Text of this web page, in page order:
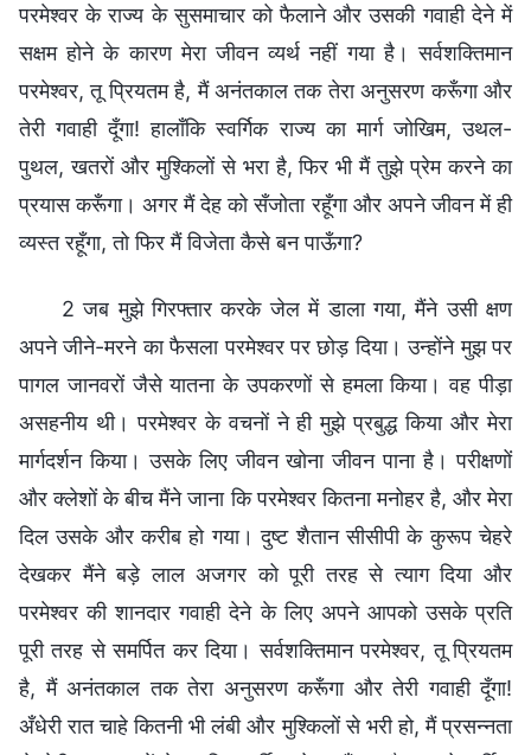
परमेश्वर के राज्य के सुसमाचार को फैलाने और उसकी गवाही देने में
सक्षम होने के कारण मेरा जीवन व्यर्थ नहीं गया है। सर्वशक्तिमान
परमेश्वर, तू प्रियतम है, मैं अनंतकाल तक तेरा अनुसरण करूँगा और
तेरी गवाही दूँगा! हालाँकि स्वर्गिक राज्य का मार्ग जोखिम, उथल-
पुथल, खतरों और मुश्किलों से भरा है, फिर भी मैं तुझे प्रेम करने का
प्रयास करूँगा। अगर मैं देह को सँजोता रहूँगा और अपने जीवन में ही
व्यस्त रहूँगा, तो फिर मैं विजेता कैसे बन पाऊँगा?
2 जब मुझे गिरफ्तार करके जेल में डाला गया, मैंने उसी क्षण
अपने जीने-मरने का फैसला परमेश्वर पर छोड़ दिया। उन्होंने मुझ पर
पागल जानवरों जैसे यातना के उपकरणों से हमला किया। वह पीड़ा
असहनीय थी। परमेश्वर के वचनों ने ही मुझे प्रबुद्ध किया और मेरा
मार्गदर्शन किया। उसके लिए जीवन खोना जीवन पाना है। परीक्षणों
और क्लेशों के बीच मैंने जाना कि परमेश्वर कितना मनोहर है, और मेरा
दिल उसके और करीब हो गया। दुष्ट शैतान सीसीपी के कुरूप चेहरे
देखकर मैंने बड़े लाल अजगर को पूरी तरह से त्याग दिया और
परमेश्वर की शानदार गवाही देने के लिए अपने आपको उसके प्रति
पूरी तरह से समर्पित कर दिया। सर्वशक्तिमान परमेश्वर, तू प्रियतम
है, मैं अनंतकाल तक तेरा अनुसरण करूँगा और तेरी गवाही दूँगा!
अँधेरी रात चाहे कितनी भी लंबी और मुश्किलों से भरी हो, मैं प्रसन्नता